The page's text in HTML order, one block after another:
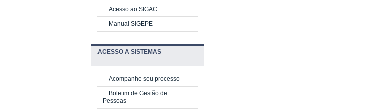
Acesso ao SIGAC
Manual SIGEPE
ACESSO A SISTEMAS
Acompanhe seu processo
Boletim de Gestão de
Pessoas